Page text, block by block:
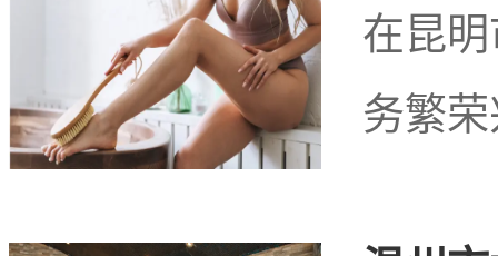
北京市房山区阎村
在昆
务繁